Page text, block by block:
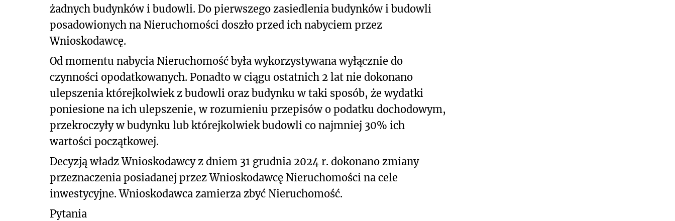
żadnych budynków i budowli. Do pierwszego zasiedlenia budynków i budowli
posadowionych na Nieruchomości doszło przed ich nabyciem przez
Wnioskodawcę.
Od momentu nabycia Nieruchomość była wykorzystywana wyłącznie do
czynności opodatkowanych. Ponadto w ciągu ostatnich 2 lat nie dokonano
ulepszenia którejkolwiek z budowli oraz budynku w taki sposób, że wydatki
poniesione na ich ulepszenie, w rozumieniu przepisów o podatku dochodowym,
przekroczyły w budynku lub którejkolwiek budowli co najmniej 30% ich
wartości początkowej.
Decyzją władz Wnioskodawcy z dniem 31 grudnia 2024 r. dokonano zmiany
przeznaczenia posiadanej przez Wnioskodawcę Nieruchomości na cele
inwestycyjne. Wnioskodawca zamierza zbyć Nieruchomość.
Pytania